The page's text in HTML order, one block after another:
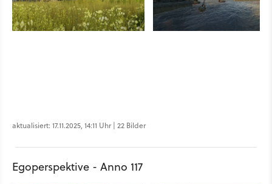
aktualisiert: 17.11.2025, 14:11 Uhr | 22 Bilder
Egoperspektive - Anno 117